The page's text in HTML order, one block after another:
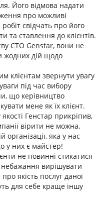
Його відмова надати
про можливі
свідчать про його
та ставлення до клієнтів.
СТО Genstar, вони не
жодних дій щодо
клієнтам звернути увагу
під час вибору
що керівництво
мене як їх клієнт.
Генстар прикріпив,
вірити не можна,
організації, яка у нас
у них є майстер!
не повинні стикатися
небажання вирішувати
якість послуг даної
для себе краще іншу